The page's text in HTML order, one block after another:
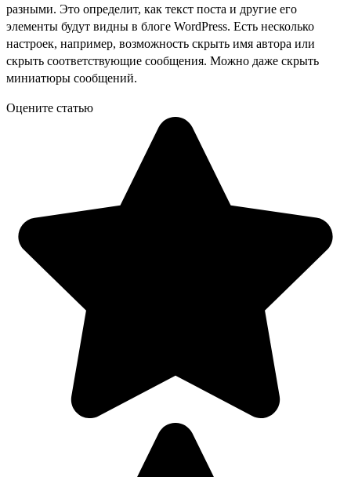
разными. Это определит, как текст поста и другие его
элементы будут видны в блоге WordPress. Есть несколько
настроек, например, возможность скрыть имя автора или
скрыть соответствующие сообщения. Можно даже скрыть
миниатюры сообщений.
Оцените статью